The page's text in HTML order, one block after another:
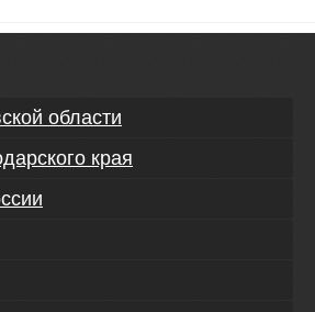
области
края